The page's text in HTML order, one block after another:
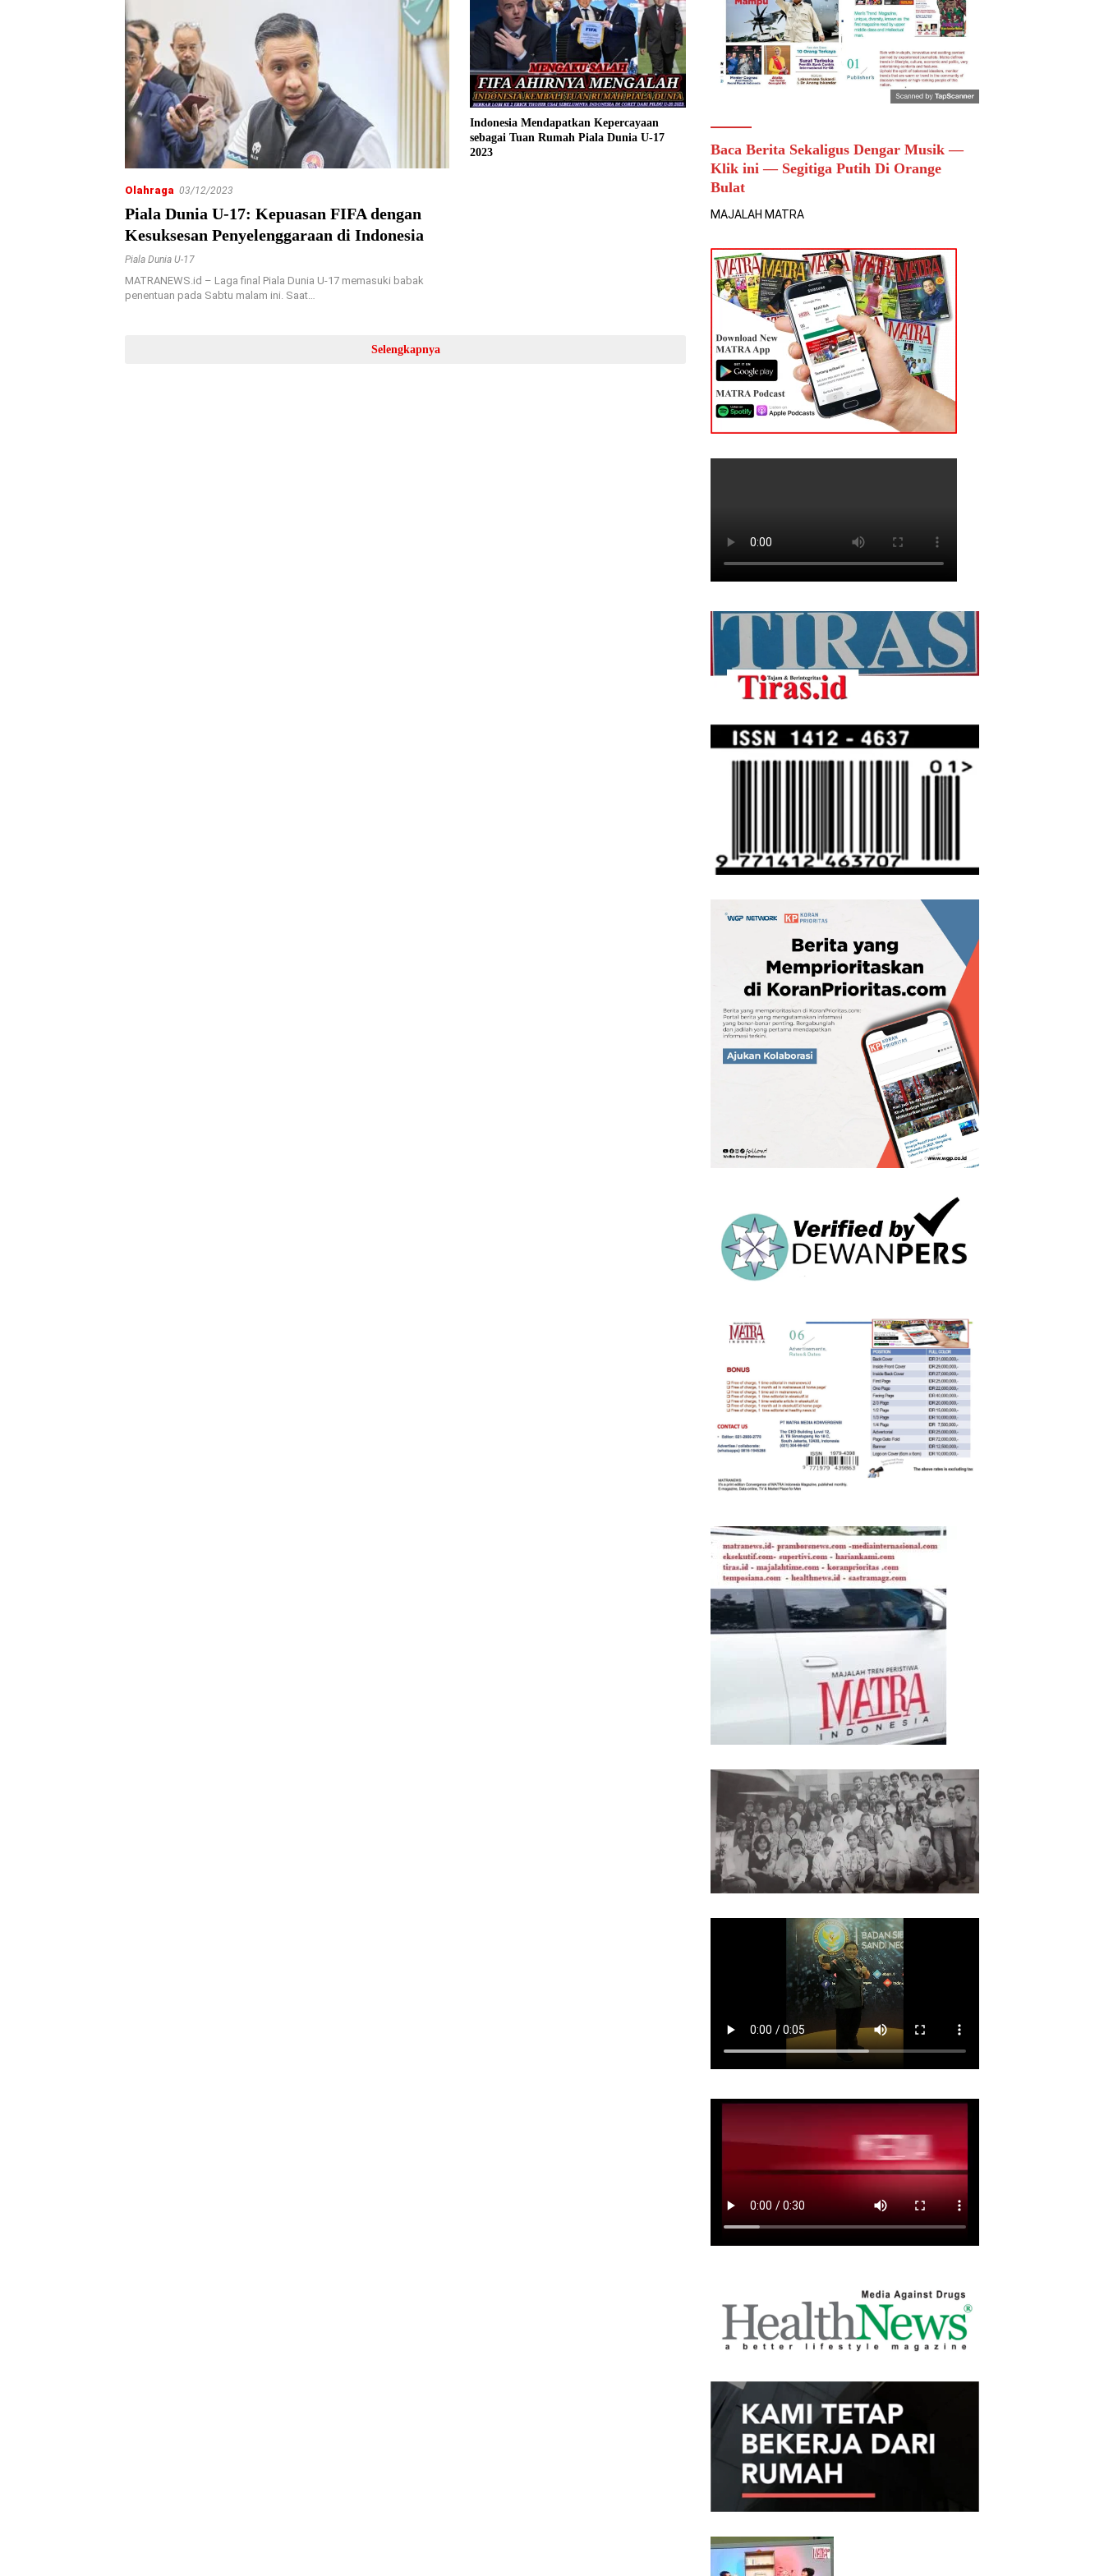
Olahraga 03/12/2023
Piala Dunia U-17: Kepuasan FIFA dengan
Kesuksesan Penyelenggaraan di Indonesia
Piala Dunia U-17
MATRANEWS.id – Laga final Piala Dunia U-17 memasuki babak
penentuan pada Sabtu malam ini. Saat…
Indonesia Mendapatkan Kepercayaan
sebagai Tuan Rumah Piala Dunia U-17
2023
Selengkapnya
Baca Berita Sekaligus Dengar Musik —
Klik ini — Segitiga Putih Di Orange
Bulat
MAJALAH MATRA